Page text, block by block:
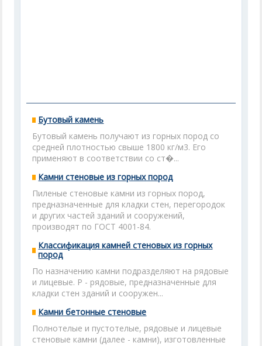
Бутовый камень
Бутовый камень получают из горных пород со
средней плотностью свыше 1800 кг/м3. Его
применяют в соответствии со ст�...
Камни стеновые из горных пород
Пиленые стеновые камни из горных пород,
предназначенные для кладки стен, перегородок
и других частей зданий и сооружений,
производят по ГОСТ 4001-84.
Классификация камней стеновых из горных
пород
По назначению камни подразделяют на рядовые
и лицевые. Р - рядовые, предназначенные для
кладки стен зданий и сооружен...
Камни бетонные стеновые
Полнотелые и пустотелые, рядовые и лицевые
стеновые камни (далее - камни), изготовленные